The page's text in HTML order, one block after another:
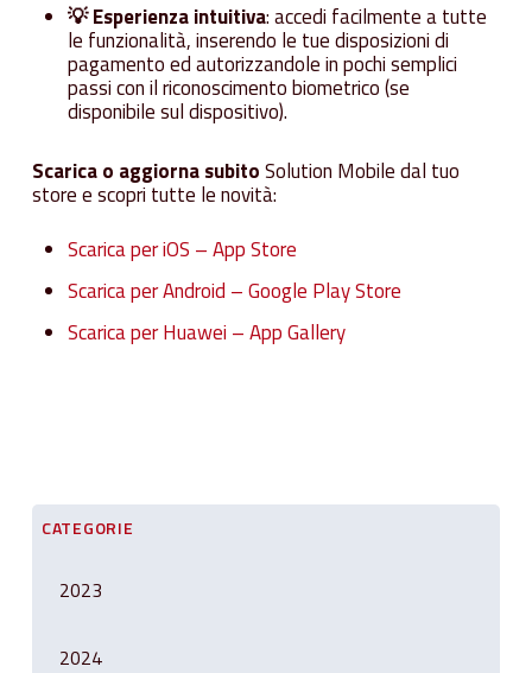
💡 Esperienza intuitiva: accedi facilmente a tutte
le funzionalità, inserendo le tue disposizioni di
pagamento ed autorizzandole in pochi semplici
passi con il riconoscimento biometrico (se
disponibile sul dispositivo).
Scarica o aggiorna subitoSolution Mobile dal tuo
store e scopri tutte le novità:
Scarica per iOS – App Store
Scarica per Android – Google Play Store
Scarica per Huawei – App Gallery
CATEGORIE
2023
2024